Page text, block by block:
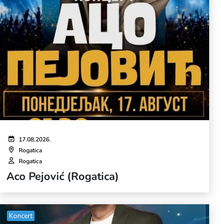
17.08.2026.
Rogatica
Rogatica
Aco Pejović (Rogatica)
Koncert